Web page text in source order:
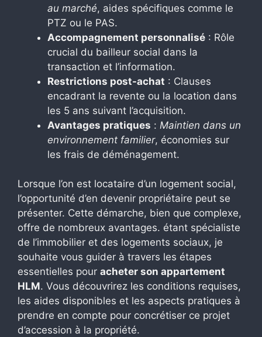
au marché, aides spécifiques comme le
PTZ ou le PAS.
Accompagnement personnalisé : Rôle
crucial du bailleur social dans la
transaction et l’information.
Restrictions post-achat : Clauses
encadrant la revente ou la location dans
les 5 ans suivant l’acquisition.
Avantages pratiques : Maintien dans un
environnement familier, économies sur
les frais de déménagement.
Lorsque l’on est locataire d’un logement social,
l’opportunité d’en devenir propriétaire peut se
présenter. Cette démarche, bien que complexe,
offre de nombreux avantages. étant spécialiste
de l’immobilier et des logements sociaux, je
souhaite vous guider à travers les étapes
essentielles pour acheter son appartement
HLM. Vous découvrirez les conditions requises,
les aides disponibles et les aspects pratiques à
prendre en compte pour concrétiser ce projet
d’accession à la propriété.